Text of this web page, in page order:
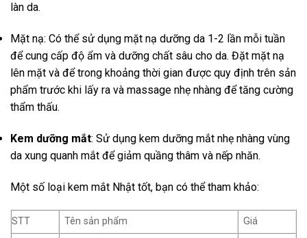
làn da.
Mặt nạ: Có thể sử dụng mặt nạ dưỡng da 1-2 lần mỗi tuần
để cung cấp độ ẩm và dưỡng chất sâu cho da. Đặt mặt nạ
lên mặt và để trong khoảng thời gian được quy định trên sản
phẩm trước khi lấy ra và massage nhẹ nhàng để tăng cường
thẩm thấu.
Kem dưỡng mắt: Sử dụng kem dưỡng mắt nhẹ nhàng vùng
da xung quanh mắt để giảm quầng thâm và nếp nhăn.
Một số loại kem mắt Nhật tốt, bạn có thể tham khảo:
STT Tên sản phẩm Giá